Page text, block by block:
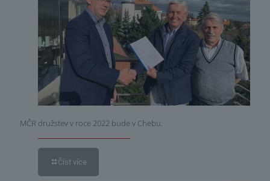
MČR družstev v roce 2022 bude v Chebu.
Číst více